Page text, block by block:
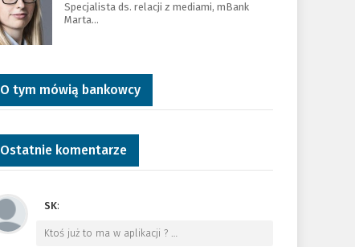
Specjalista ds. relacji z mediami, mBank
Marta…
O tym mówią bankowcy
Ostatnie komentarze
SK:
Ktoś już to ma w aplikacji ? …